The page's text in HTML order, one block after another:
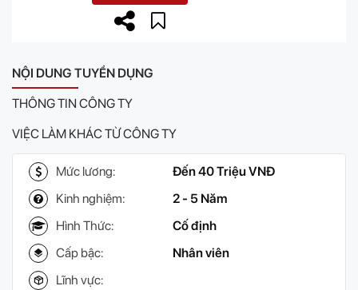
NỘI DUNG TUYỂN DỤNG
THÔNG TIN CÔNG TY
VIỆC LÀM KHÁC TỪ CÔNG TY
Mức lương:
Đến 40 Triệu VNĐ
Kinh nghiệm:
2 - 5 Năm
Hình Thức:
Cố định
Cấp bậc:
Nhân viên
Lĩnh vực: